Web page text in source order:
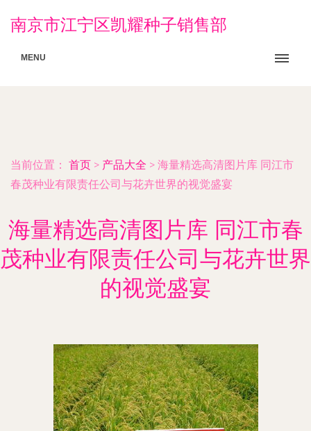
南京市江宁区凯耀种子销售部
MENU
当前位置： 首页 > 产品大全 > 海量精选高清图片库 同江市
春茂种业有限责任公司与花卉世界的视觉盛宴
海量精选高清图片库 同江市春
茂种业有限责任公司与花卉世界
的视觉盛宴